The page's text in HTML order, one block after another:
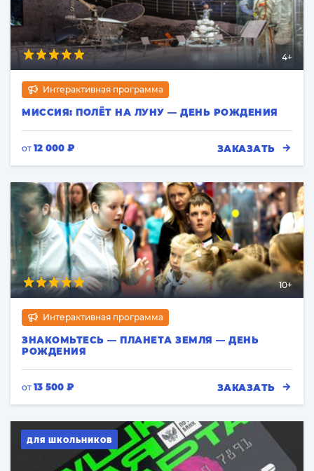
4+
Интерактивная программа
МИССИЯ: ПОЛЁТ НА ЛУНУ — ДЕНЬ РОЖДЕНИЯ
от 12 000 ₽ ЗАКАЗАТЬ
10+
Интерактивная программа
ЗНАКОМЬТЕСЬ — ПЛАНЕТА ЗЕМЛЯ — ДЕНЬ
РОЖДЕНИЯ
от 13 500 ₽ ЗАКАЗАТЬ
ДЛЯ ШКОЛЬНИКОВ